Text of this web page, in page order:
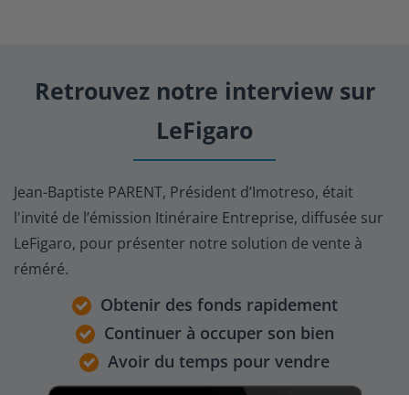
Retrouvez notre interview sur
LeFigaro
Jean-Baptiste PARENT, Président d’Imotreso, était
l'invité de l’émission Itinéraire Entreprise, diffusée sur
LeFigaro, pour présenter notre solution de vente à
réméré.
Obtenir des fonds rapidement
Continuer à occuper son bien
Avoir du temps pour vendre